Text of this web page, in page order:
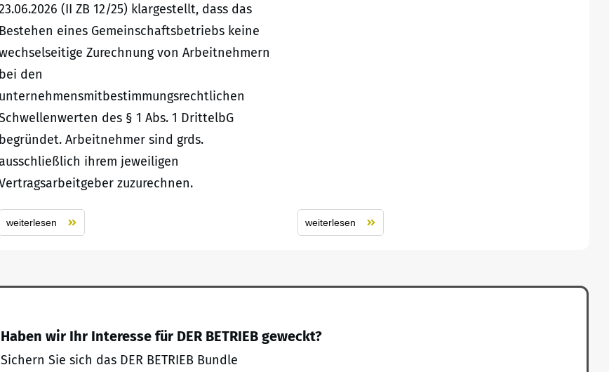
(II ZB 12/25) klargestellt, dass das
Bestehen eines Gemeinschaftsbetriebs keine
Zurechnung von Arbeitnehmern
bei den
unternehmensmitbestimmungsrechtlichen
des § 1 Abs. 1 DrittelbG
begründet. Arbeitnehmer sind grds.
ihrem jeweiligen
zuzurechnen.
weiterlesen weiterlesen
Haben wir Ihr Interesse für DER BETRIEB geweckt?
Sichern Sie sich das DER BETRIEB Bundle